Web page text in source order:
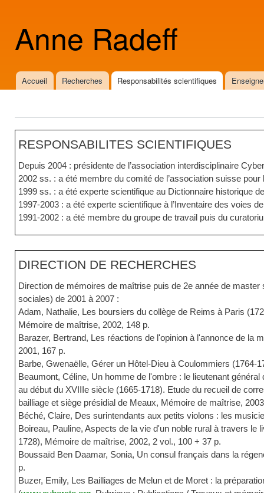
Anne Radeff
Menu principal
Accueil Recherches Responsabilités scientifiques
RESPONSABILITES SCIENTIFIQUES
Depuis 2004 : présidente de l’association interdisciplinaire
2002 ss. : a été membre du comité de l’association suisse pour
1999 ss. : a été experte scientifique au Dictionnaire historique
1997-2003 : a été experte scientifique à l’Inventaire des voies
1991-2002 : a été membre du groupe de travail puis du
DIRECTION DE RECHERCHES
Direction de mémoires de maîtrise puis de 2e année de
sociales) de 2001 à 2007 :
Adam, Nathalie, Les boursiers du collège de Reims à Paris
Mémoire de maîtrise, 2002, 148 p.
Barazer, Bertrand, Les réactions de l'opinion à l'annonce de la
2001, 167 p.
Barbe, Gwenaëlle, Gérer un Hôtel-Dieu à Coulommiers (1764-
Beaumont, Céline, Un homme de l'ombre : le lieutenant
au début du XVIIIe siècle (1665-1718). Etude du recueil de
bailliage et siège présidial de Meaux, Mémoire de maîtrise,
Béché, Claire, Des surintendants aux petits violons : les
Boireau, Pauline, Aspects de la vie d'un noble rural à travers
1728), Mémoire de maîtrise, 2002, 2 vol., 100 + 37 p.
Boussaïd Ben Daamar, Sonia, Un consul français dans la
p.
Buzer, Emily, Les Bailliages de Melun et de Moret : la